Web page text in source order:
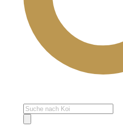
Products
search